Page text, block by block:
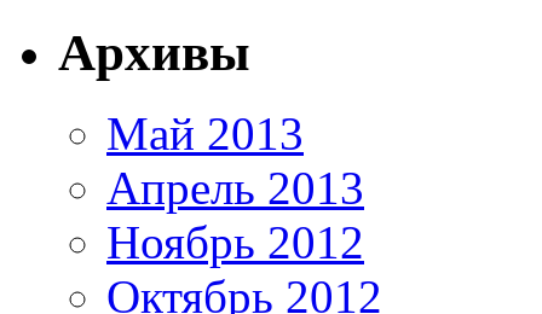
Архивы
Май 2013
Апрель 2013
Ноябрь 2012
Октябрь 2012